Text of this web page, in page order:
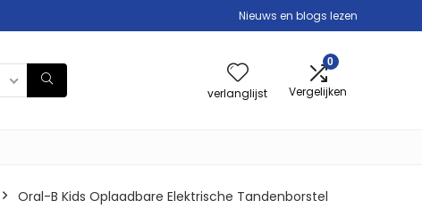
Nieuws en blogs lezen
verlanglijst
0
Vergelijken
Oral-B Kids Oplaadbare Elektrische Tandenborstel